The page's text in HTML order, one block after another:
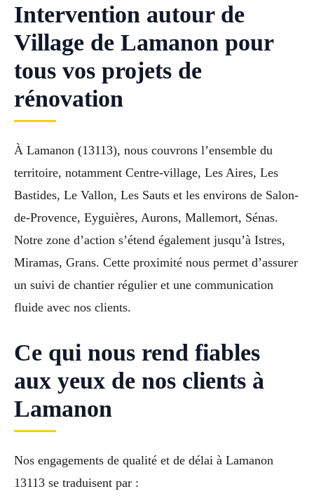
Intervention autour de
Village de Lamanon pour
tous vos projets de
rénovation
À Lamanon (13113), nous couvrons l’ensemble du
territoire, notamment Centre-village, Les Aires, Les
Bastides, Le Vallon, Les Sauts et les environs de Salon-
de-Provence, Eyguières, Aurons, Mallemort, Sénas.
Notre zone d’action s’étend également jusqu’à Istres,
Miramas, Grans. Cette proximité nous permet d’assurer
un suivi de chantier régulier et une communication
fluide avec nos clients.
Ce qui nous rend fiables
aux yeux de nos clients à
Lamanon
Nos engagements de qualité et de délai à Lamanon
13113 se traduisent par :